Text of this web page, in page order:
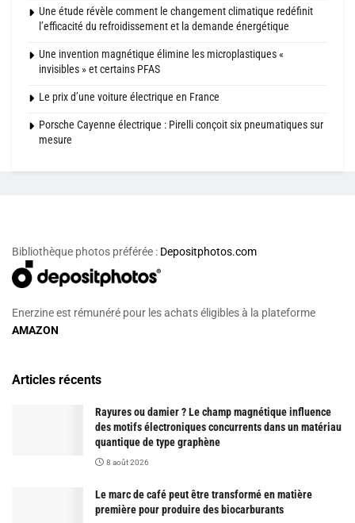
Une étude révèle comment le changement climatique redéfinit
l’efficacité du refroidissement et la demande énergétique
Une invention magnétique élimine les microplastiques «
invisibles » et certains PFAS
Le prix d’une voiture électrique en France
Porsche Cayenne électrique : Pirelli conçoit six pneumatiques sur
mesure
Bibliothèque photos préférée : Depositphotos.com
Enerzine est rémunéré pour les achats éligibles à la plateforme
AMAZON
Articles récents
Rayures ou damier ? Le champ magnétique influence
des motifs électroniques concurrents dans un matériau
quantique de type graphène
8 août 2026
Le marc de café peut être transformé en matière
première pour produire des biocarburants